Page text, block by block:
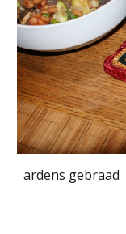
ardens gebraad